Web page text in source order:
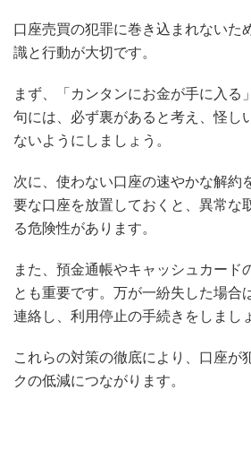
口座売買の犯罪に巻き込まれないた
識と行動が大切です。
まず、「カンタンにお金が手に入る
句には、必ず裏があると考え、怪し
ないようにしましょう。
次に、使わない口座の速やかな解約
要な口座を放置しておくと、異常な
る危険性があります。
また、預金通帳やキャッシュカード
とも重要です。万が一紛失した場合
連絡し、利用停止の手続きをしまし
これらの対策の徹底により、口座が
クの低減につながります。